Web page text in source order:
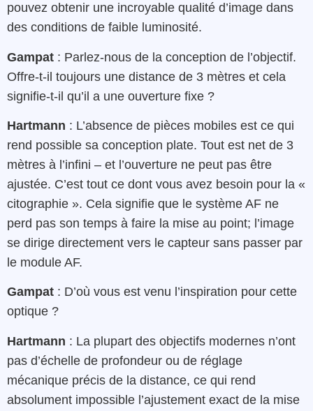
pouvez obtenir une incroyable qualité d’image dans
des conditions de faible luminosité.
Gampat : Parlez-nous de la conception de l’objectif.
Offre-t-il toujours une distance de 3 mètres et cela
signifie-t-il qu’il a une ouverture fixe ?
Hartmann : L’absence de pièces mobiles est ce qui
rend possible sa conception plate. Tout est net de 3
mètres à l’infini – et l’ouverture ne peut pas être
ajustée. C’est tout ce dont vous avez besoin pour la «
citographie ». Cela signifie que le système AF ne
perd pas son temps à faire la mise au point; l’image
se dirige directement vers le capteur sans passer par
le module AF.
Gampat : D’où vous est venu l’inspiration pour cette
optique ?
Hartmann : La plupart des objectifs modernes n’ont
pas d’échelle de profondeur ou de réglage
mécanique précis de la distance, ce qui rend
absolument impossible l’ajustement exact de la mise